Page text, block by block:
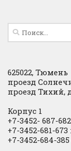
Найти:
625022, Тюмень
проезд
проезд Тихий,
Корпус 1
+7-3452- 687-
+7-3452-681-
+7-3452-684-